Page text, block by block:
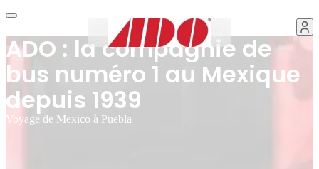
ADO : la compagnie de
bus numéro 1 au Mexique
depuis 1939
Voyage de Mexico à Puebla